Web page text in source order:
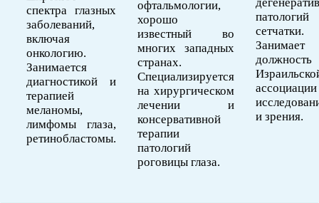
спектра глазных
заболеваний,
включая
онкологию.
Занимается
диагностикой и
терапией
меланомы,
лимфомы глаза,
ретинобластомы.
офтальмологии,
хорошо
известный во
многих западных
странах.
Специализируется
на хирургическом
лечении и
консервативной
терапии
патологий
роговицы глаза.
патологий
сетчатки.
Занимает
ассоциации
и зрения.